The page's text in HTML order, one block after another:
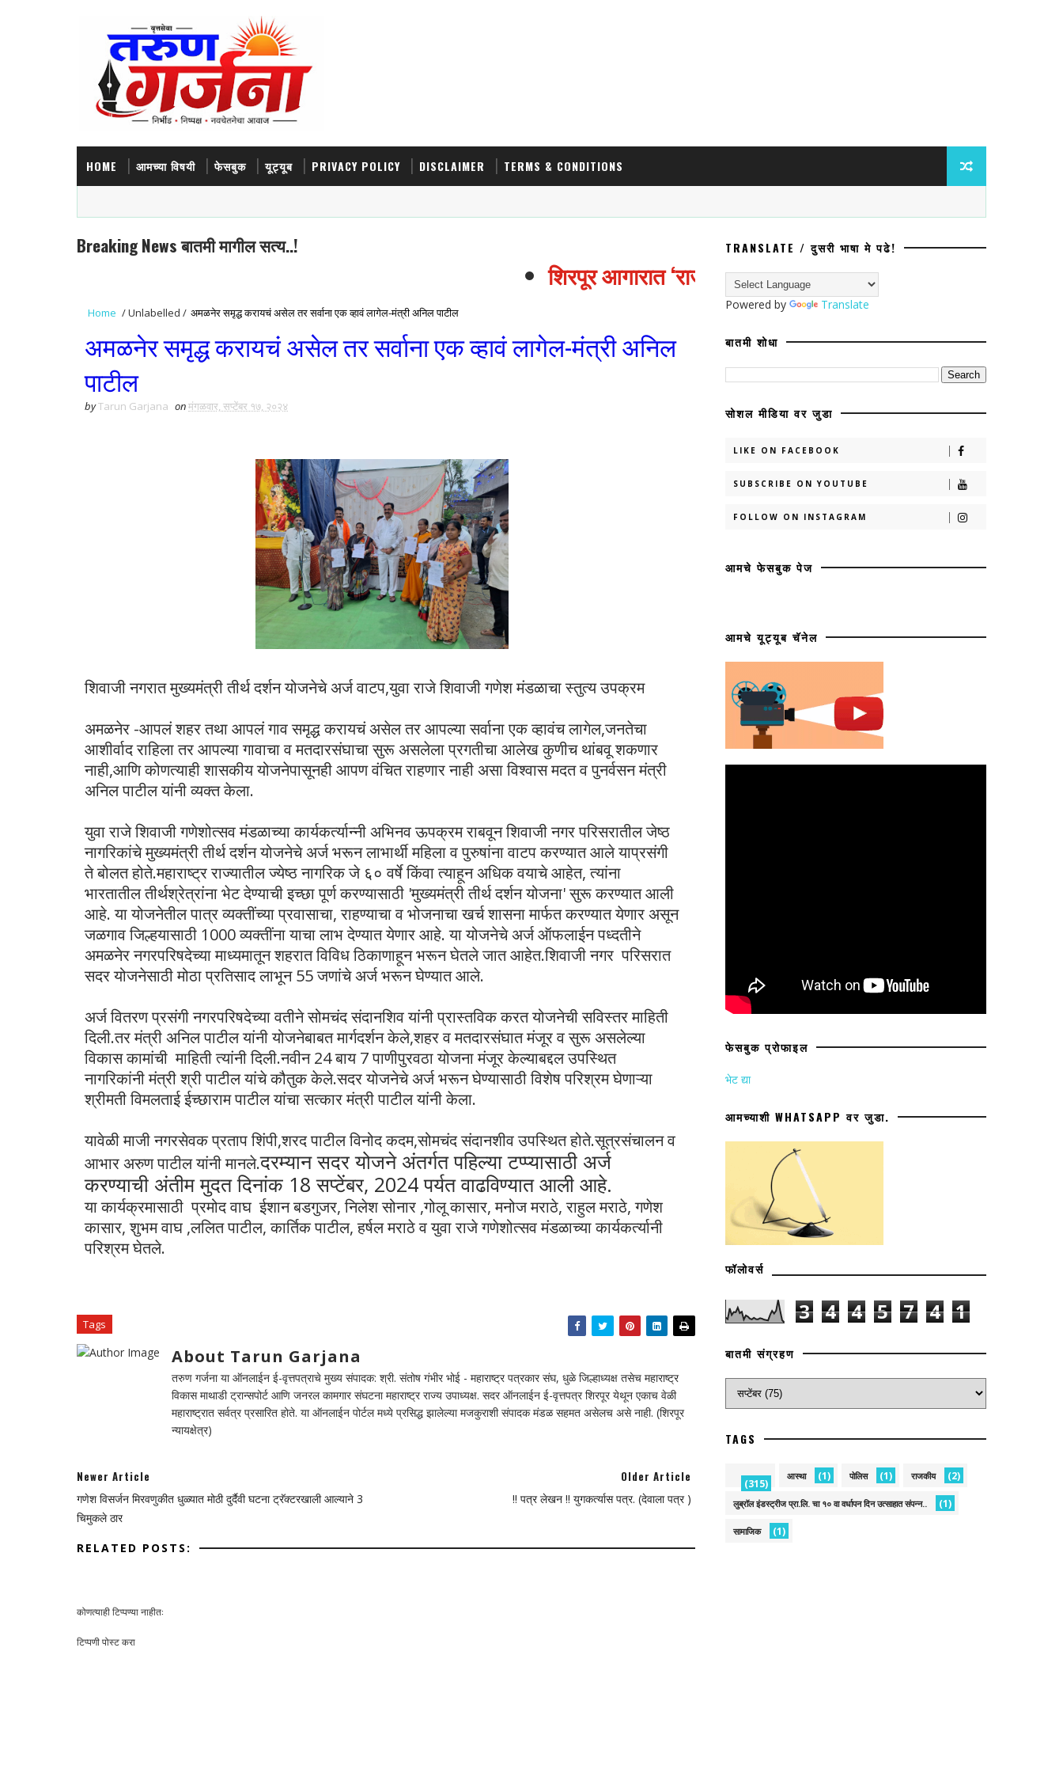
HOME आमच्या विषयी फेसबुक यूट्यूब PRIVACY POLICY DISCLAIMER TERMS & CONDITIONS
Breaking News बातमी मागील सत्य..!
शिरपूर आगारात ‘राजमाता जिजाऊ बससेवे’चे लोकार्पण उत्साहात संपन्न
Home /Unlabelled / अमळनेर समृद्ध करायचं असेल तर सर्वाना एक व्हावं लागेल-मंत्री अनिल पाटील
अमळनेर समृद्ध करायचं असेल तर सर्वाना एक व्हावं लागेल-मंत्री अनिल
पाटील
byTarun Garjana onमंगळवार, सप्टेंबर १७, २०२४
शिवाजी नगरात मुख्यमंत्री तीर्थ दर्शन योजनेचे अर्ज वाटप,युवा राजे शिवाजी गणेश मंडळाचा स्तुत्य उपक्रम
अमळनेर -आपलं शहर तथा आपलं गाव समृद्ध करायचं असेल तर आपल्या सर्वाना एक व्हावंच लागेल,जनतेचा
आशीर्वाद राहिला तर आपल्या गावाचा व मतदारसंघाचा सुरू असलेला प्रगतीचा आलेख कुणीच थांबवू शकणार
नाही,आणि कोणत्याही शासकीय योजनेपासूनही आपण वंचित राहणार नाही असा विश्वास मदत व पुनर्वसनमंत्री
अनिल पाटील यांनी व्यक्त केला.
युवा राजे शिवाजी गणेशोत्सव मंडळाच्या कार्यकर्त्यान्नी अभिनव ऊपक्रम राबवून शिवाजी नगर परिसरातील जेष्ठ
नागरिकांचे मुख्यमंत्री तीर्थ दर्शन योजनेचे अर्ज भरून लाभार्थी महिला व पुरुषांना वाटप करण्यात आले याप्रसंगी
ते बोलत होते.महाराष्ट्र राज्यातील ज्येष्ठ नागरिक जे ६० वर्षे किंवा त्याहून अधिक वयाचे आहेत, त्यांना
भारतातील तीर्थश्रेत्रांना भेट देण्याची इच्छा पूर्ण करण्यासाठी 'मुख्यमंत्री तीर्थ दर्शन योजना' सुरू करण्यात आली
आहे. या योजनेतील पात्र व्यक्तींच्या प्रवासाचा, राहण्याचा व भोजनाचा खर्च शासना मार्फत करण्यात येणार असून
जळगाव जिल्हयासाठी 1000 व्यक्तींना याचा लाभ देण्यात येणार आहे. या योजनेचे अर्ज ऑफलाईन पध्दतीने
अमळनेर नगरपरिषदेच्या माध्यमातून शहरात विविध ठिकाणाहून भरून घेतले जात आहेत.शिवाजी नगर परिसरात
सदर योजनेसाठी मोठा प्रतिसाद लाभून 55 जणांचे अर्ज भरून घेण्यात आले.
अर्ज वितरण प्रसंगी नगरपरिषदेच्या वतीने सोमचंद संदानशिव यांनी प्रास्तविक करत योजनेची सविस्तर माहिती
दिली.तर मंत्री अनिल पाटील यांनी योजनेबाबत मार्गदर्शन केले,शहर व मतदारसंघात मंजूर व सुरू असलेल्या
विकास कामांची माहिती त्यांनी दिली.नवीन 24 बाय 7 पाणीपुरवठा योजना मंजूर केल्याबद्दल उपस्थित
नागरिकांनी मंत्री श्री पाटील यांचे कौतुक केले.सदर योजनेचे अर्ज भरून घेण्यासाठी विशेष परिश्रम घेणाऱ्या
श्रीमती विमलताई ईच्छाराम पाटील यांचा सत्कार मंत्री पाटील यांनी केला.
यावेळी माजी नगरसेवक प्रताप शिंपी,शरद पाटील विनोद कदम,सोमचंद संदानशीव उपस्थित होते.सूत्रसंचालन व
आभार अरुण पाटील यांनी मानले.दरम्यान सदर योजने अंतर्गत पहिल्या टप्प्यासाठी अर्ज
करण्याची अंतीम मुदत दिनांक 18 सप्टेंबर, 2024 पर्यत वाढविण्यात आली आहे.
या कार्यक्रमासाठी प्रमोद वाघ ईशान बडगुजर, निलेश सोनार ,गोलू कासार, मनोज मराठे, राहुल मराठे, गणेश
कासार, शुभम वाघ ,ललित पाटील, कार्तिक पाटील, हर्षल मराठे व युवा राजे गणेशोत्सव मंडळाच्या कार्यकर्त्यानी
परिश्रम घेतले.
Tags
About Tarun Garjana
तरुण गर्जना या ऑनलाईन ई-वृत्तपत्राचे मुख्य संपादक: श्री. संतोष गंभीर भोई - महाराष्ट्र पत्रकार संघ, धुळे जिल्हाध्यक्ष तसेच महाराष्ट्र
विकास माथाडी ट्रान्सपोर्ट आणि जनरल कामगार संघटना महाराष्ट्र राज्य उपाध्यक्ष. सदर ऑनलाईन ई-वृत्तपत्र शिरपूर येथून एकाच वेळी
महाराष्ट्रात सर्वत्र प्रसारित होते. या ऑनलाईन पोर्टल मध्ये प्रसिद्ध झालेल्या मजकुराशी संपादक मंडळ सहमत असेलच असे नाही. (शिरपूर
न्यायक्षेत्र)
Newer Article
गणेश विसर्जन मिरवणुकीत धुळ्यात मोठी दुर्दैवी घटना ट्रॅक्टरखाली आल्याने 3
चिमुकले ठार
Older Article
!! पत्र लेखन !! युगकर्त्यास पत्र. (देवाला पत्र )
RELATED POSTS:
कोणत्याही टिप्पण्‍या नाहीत:
टिप्पणी पोस्ट करा
TRANSLATE / दुसरी भाषा मे पढे!
Powered by Translate
बातमी शोधा
सोशल मीडिया वर जुडा
LIKE ON FACEBOOK
SUBSCRIBE ON YOUTUBE
FOLLOW ON INSTAGRAM
आमचे फेसबुक पेज
आमचे यूट्यूब चॅनेल
फेसबुक प्रोफाइल
भेट द्या
आमच्याशी WHATSAPP वर जुडा.
फॉलोवर्स
3 4 4 5 7 4 1
बातमी संग्रहण
TAGS
(315)
आस्था (1) पोलिस (1) राजकीय (2)
लुब्रॉल इंडस्ट्रीज प्रा.लि. चा १० वा वर्धापन दिन उत्साहात संपन्न.. (1)
सामाजिक (1)